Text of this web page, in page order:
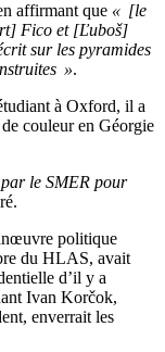
affirmant que « [le
Fico et [Ľuboš]
sur les pyramides
».
à Oxford, il a
couleur en Géorgie
le SMER pour
politique
du HLAS, avait
d’il y a
Ivan Korčok,
enverrait les